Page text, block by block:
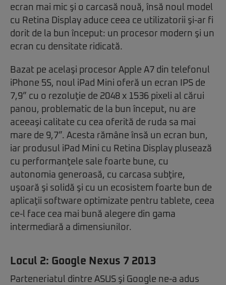
ecran mai mic şi o carcasă nouă, însă noul model
cu Retina Display aduce ceea ce utilizatorii şi-ar fi
dorit de la bun început: un procesor modern şi un
ecran cu densitate ridicată.
Bazat pe acelaşi procesor Apple A7 din telefonul
iPhone 5S, noul iPad Mini oferă un ecran IPS de
7,9” cu o rezoluţie de 2048 x 1536 pixeli al cărui
panou, problematic de la bun început, nu are
aceeaşi calitate cu cea oferită de ruda sa mai
mare de 9,7”. Acesta rămâne însă un ecran bun,
iar produsul iPad Mini cu Retina Display plusează
cu performanţele sale foarte bune, cu
autonomia generoasă, cu carcasa subţire,
uşoară şi solidă şi cu un ecosistem foarte bun de
aplicaţii software optimizate pentru tablete, ceea
ce-l face cea mai bună alegere din gama
intermediară a dimensiunilor.
Locul 2: Google Nexus 7 2013
Parteneriatul dintre ASUS şi Google ne-a adus